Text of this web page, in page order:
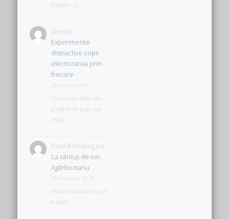
Einstein :)...
alex pe
Experimente
distractive copii
electrizarea prin
frecare
28 martie 2019
Ce simplu! Asta știu
și copiii de la grupa
mică.
Bartolf Hedwig pe
La săniuş de Ion
Agârbiceanu
19 februarie 2018
Aș dori să vă scriu un
e-mail.